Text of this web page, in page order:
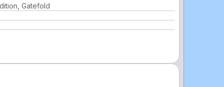
Gatefold